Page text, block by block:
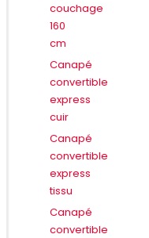
couchage
160
cm
Canapé
convertible
express
cuir
Canapé
convertible
express
tissu
Canapé
convertible